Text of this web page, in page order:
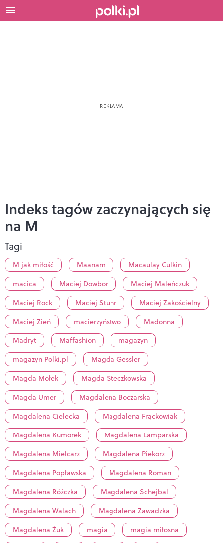
Indeks tagów zaczynających się
na M
Tagi
M jak miłość Maanam
Macaulay Culkin
macica
Maciej Dowbor
Maciej Maleńczuk
Maciej Rock
Maciej Stuhr
Maciej Zakościelny
Maciej Zień
macierzyństwo
Madonna
Madryt
Maffashion
magazyn
magazyn Polki.pl
Magda Gessler
Magda Mołek
Magda Steczkowska
Magda Umer
Magdalena Boczarska
Magdalena Cielecka
Magdalena Frąckowiak
Magdalena Kumorek
Magdalena Lamparska
Magdalena Mielcarz
Magdalena Piekorz
Magdalena Popławska
Magdalena Roman
Magdalena Różczka
Magdalena Schejbal
Magdalena Walach
Magdalena Zawadzka
Magdalena Żuk
magia
magia miłosna